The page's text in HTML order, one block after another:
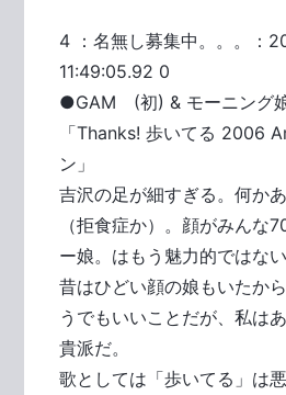
4 ：名無し募集中。。。：
11:49:05.92 0
●GAM (初) & モーニング
「Thanks! 歩いてる 2006
ン」
吉沢の足が細すぎる。何か
（拒食症か）。顔がみんな
ー娘。はもう魅力的ではない
昔はひどい顔の娘もいたか
うでもいいことだが、私は
貴派だ。
歌としては「歩いてる」は悪